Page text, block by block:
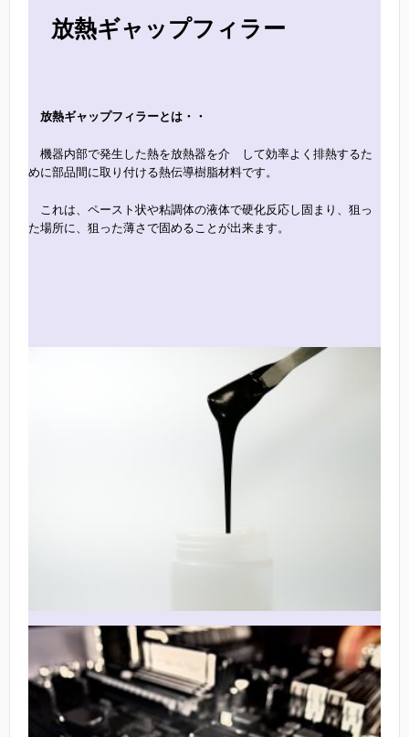
放熱ギャップフィラー
放熱ギャップフィラーとは・・
機器内部で発生した熱を放熱器を介 して効率よく排熱するた
めに部品間に取り付ける熱伝導樹脂材料です。
これは、ペースト状や粘調体の液体で硬化反応し固まり、狙っ
た場所に、狙った薄さで固めることが出来ます。